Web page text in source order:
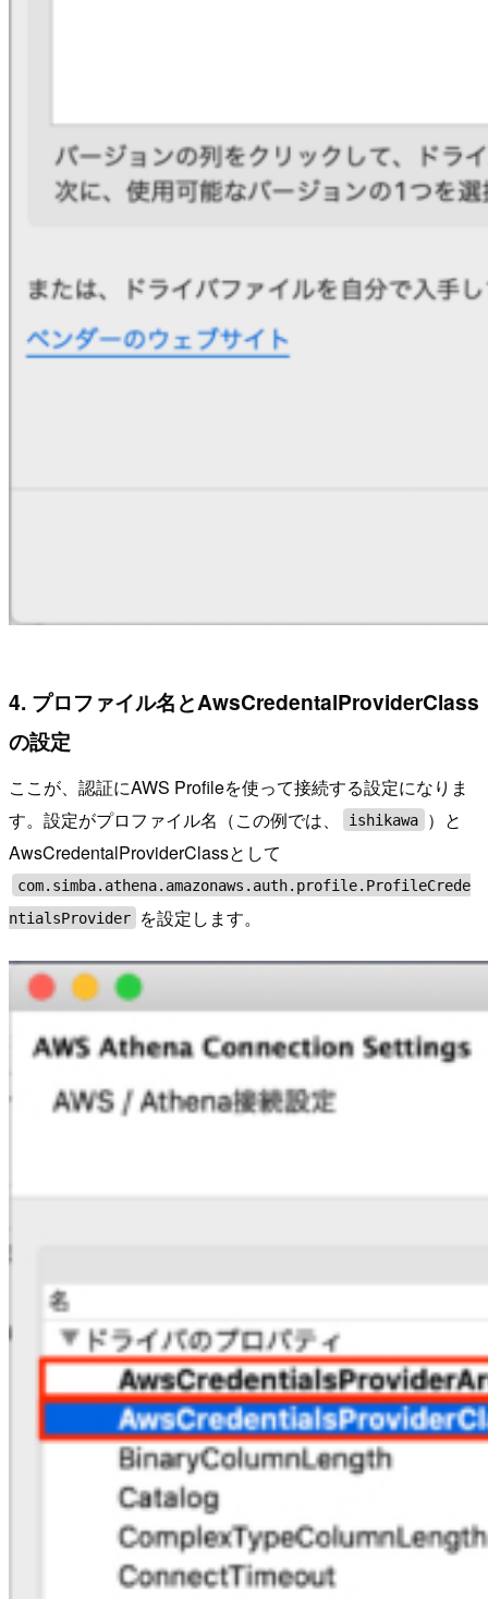
4. プロファイル名とAwsCredentalProviderClass
の設定
ここが、認証にAWS Profileを使って接続する設定になりま
す。設定がプロファイル名（この例では、
ishikawa
）と
AwsCredentalProviderClassとして
com.simba.athena.amazonaws.auth.profile.ProfileCrede
ntialsProvider
を設定します。